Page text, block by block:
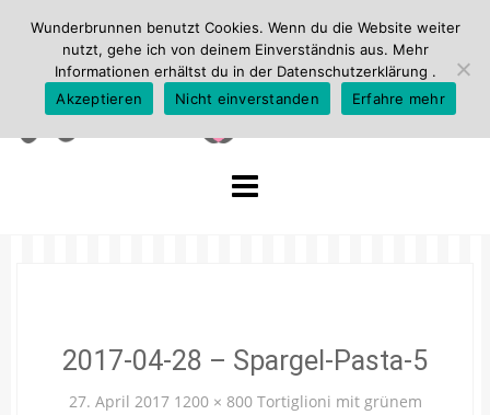
2017-04-28 – Spargel-Pasta-5
27. April 2017 1200 × 800 Tortiglioni mit grünem
Wunderbrunnen benutzt Cookies. Wenn du die Website weiter
nutzt, gehe ich von deinem Einverständnis aus. Mehr
Informationen erhältst du in der Datenschutzerklärung .
Akzeptieren
Nicht einverstanden Erfahre mehr